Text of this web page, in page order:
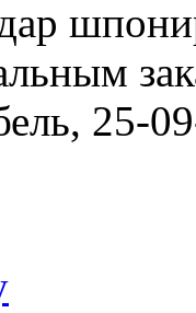
25-